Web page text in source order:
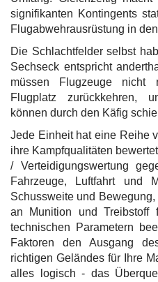
signifikanten Kontingents
Flugabwehrausrüstung in
Die Schlachtfelder selbst
Sechseck entspricht
müssen Flugzeuge nicht
Flugplatz zurückkehren,
können durch den Käfig
Jede Einheit hat eine Reihe
ihre Kampfqualitäten
/ Verteidigungswertung
Fahrzeuge, Luftfahrt und
Schussweite und
an Munition und
technischen Parametern
Faktoren den Ausgang
richtigen Geländes für Ihre
alles logisch - das